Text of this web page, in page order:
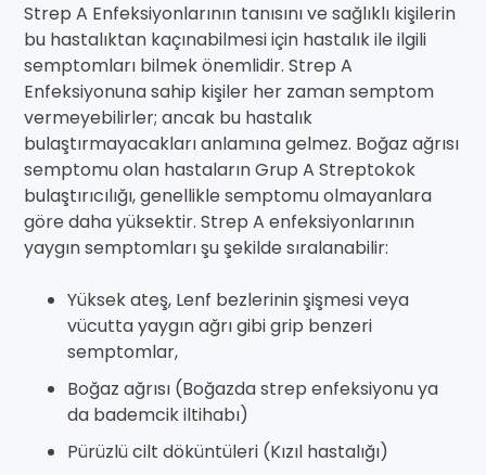
Strep A Enfeksiyonlarının tanısını ve sağlıklı kişilerin
bu hastalıktan kaçınabilmesi için hastalık ile ilgili
semptomları bilmek önemlidir. Strep A
Enfeksiyonuna sahip kişiler her zaman semptom
vermeyebilirler; ancak bu hastalık
bulaştırmayacakları anlamına gelmez. Boğaz ağrısı
semptomu olan hastaların Grup A Streptokok
bulaştırıcılığı, genellikle semptomu olmayanlara
göre daha yüksektir. Strep A enfeksiyonlarının
yaygın semptomları şu şekilde sıralanabilir:
Yüksek ateş, Lenf bezlerinin şişmesi veya
vücutta yaygın ağrı gibi grip benzeri
semptomlar,
Boğaz ağrısı (Boğazda strep enfeksiyonu ya
da bademcik iltihabı)
Pürüzlü cilt döküntüleri (Kızıl hastalığı)